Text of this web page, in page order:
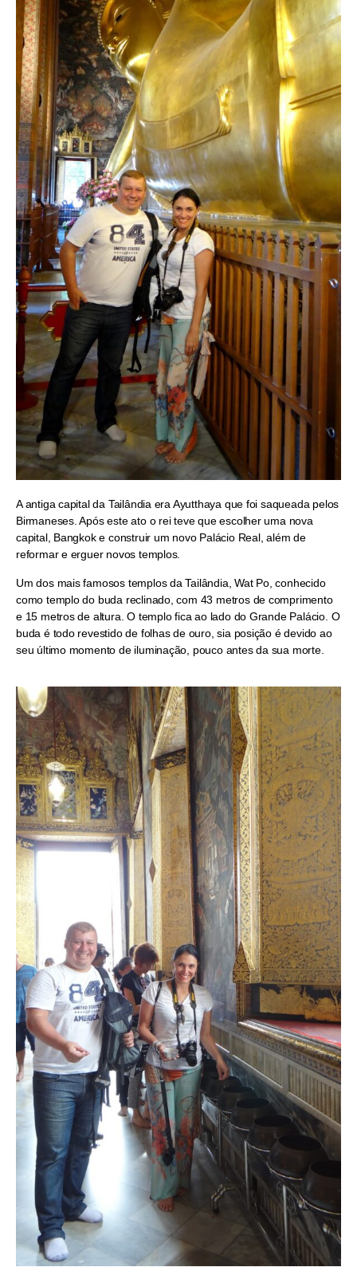
A antiga capital da Tailândia era Ayutthaya que foi saqueada pelos
Birmaneses. Após este ato o rei teve que escolher uma nova
capital, Bangkok e construir um novo Palácio Real, além de
reformar e erguer novos templos.
Um dos mais famosos templos da Tailândia, Wat Po, conhecido
como templo do buda reclinado, com 43 metros de comprimento
e 15 metros de altura. O templo fica ao lado do Grande Palácio. O
buda é todo revestido de folhas de ouro, sia posição é devido ao
seu último momento de iluminação, pouco antes da sua morte.